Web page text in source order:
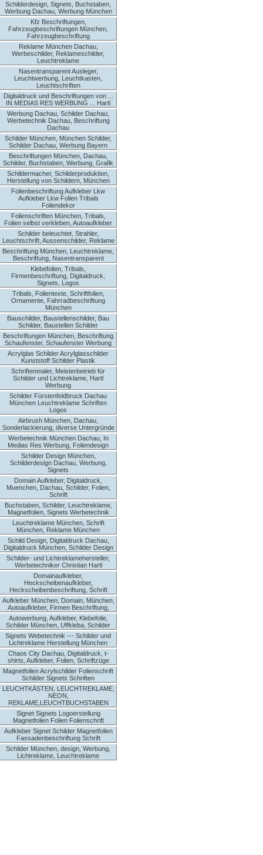
Schilderdesign, Signets, Buchstaben,
Werbung Dachau, Werbung München
Kfz Beschriftungen,
Fahrzeugbeschriftungen München,
Fahrzeugbeschriftung
Reklame München Dachau,
Werbeschilder, Reklameschilder,
Leuchtreklame
Nasentransparent Ausleger,
Leuchtwerbung, Leuchtkasten,
Leuchtschriften
Digitaldruck und Beschriftungen von ...
IN MEDIAS RES WERBUNG ... Hartl
Werbung Dachau, Schilder Dachau,
Werbetechnik Dachau, Beschriftung
Dachau
Schilder München, München Schilder,
Schilder Dachau, Werbung Bayern
Beschriftungen München, Dachau,
Schilder, Buchstaben, Werbung, Grafik
Schildermacher, Schilderproduktion,
Herstellung von Schildern, München
Folienbeschriftung Aufkleber Lkw
Aufkleber Lkw Folien Tribals
Foliendekor
Folienschriften München, Tribals,
Folien selbst verkleben, Autoaufkleber
Schilder beleuchtet, Strahler,
Leuchtschrift, Aussenschilder, Reklame
Beschriftung München, Leuchtreklame,
Beschriftung, Nasentransparent
Klebefolien, Tribals,
Firmenbeschriftung, Digitaldruck,
Signets, Logos
Tribals, Folientexte, Schriftfolien,
Ornamente, Fahrradbeschriftung
München
Bauschilder, Baustellenschilder, Bau
Schilder, Baustellen Schilder
Beschriftungen München, Beschriftung
Schaufenster, Schaufenster Werbung
Acrylglas Schilder Acrylglasschilder
Kunststoff Schilder Plastik
Schriftenmaler, Meisterbetrieb für
Schilder und Lichtreklame, Hartl
Werbung
Schilder Fürstenfeldbruck Dachau
München Leuchtreklame Schriften
Logos
Airbrush München, Dachau,
Sonderlackierung, diverse Untergründe
Werbetechnik München Dachau, In
Medias Res Werbung, Foliendesign
Schilder Design München,
Schilderdesign Dachau, Werbung,
Signets
Domain Aufkleber, Digitaldruck,
Muenchen, Dachau, Schilder, Folien,
Schrift
Buchstaben, Schilder, Leuchtreklame,
Magnetfolien, Signets Werbetechnik
Leuchtreklame München, Schrift
München, Reklame München
Schild Design, Digitaldruck Dachau,
Digitaldruck München, Schilder Design
Schilder- und Lichtreklamehersteller,
Werbetechniker Christian Hartl
Domainaufkleber,
Heckscheibenaufkleber,
Heckscheibenbeschriftung, Schrift
Aufkleber München, Domain, München,
Autoaufkleber, Firmen Beschriftung,
Autowerbung, Aufkleber, Klebefolie,
Schilder München, Uffkleba, Schilder
Signets Webetechnik --- Schilder und
Lichtreklame Herstellung München
Chaos City Dachau, Digitaldruck, t-
shirts, Aufkleber, Folien, Schriftzüge
Magnetfolien Acrylschilder Folienschrift
Schilder Signets Schriften
LEUCHTKÄSTEN, LEUCHTREKLAME,
NEON,
REKLAME,LEUCHTBUCHSTABEN
Signet Signets Logoerstellung
Magnetfolien Folien Folienschrift
Aufkleber Signet Schilder Magnetfolien
Fassadenbeschriftung Schrift
Schilder München, design, Werbung,
Lichtreklame, Leuchtreklame